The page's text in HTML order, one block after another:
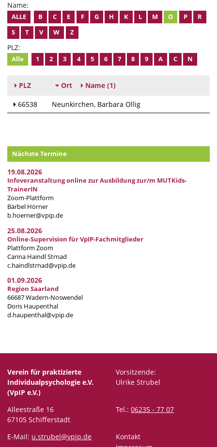
Name:
ALLE B C E F G H K L M O P
R
S
T V W Z
PLZ:
Alle 1 2 3 4 5 6 7 8 9 A C N
PLZ Ort Name (1)
66538 Neunkirchen Barbara Ollig
Nächste Termine
19.08.2026
Infoveranstaltung online zur Ausbildung zur/m MUTKids-
TrainerIN
Zoom-Plattform
Bärbel Hörner
b.hoerner@vpip.de
25.08.2026
Online-Supervision für VpIP-Fachmitglieder
Plattform Zoom
Carina Haindl Strnad
c.haindlstrnad@vpip.de
01.09.2026
Region Saarland
66687 Wadern-Noswendel
Doris Haupenthal
d.haupenthal@vpip.de
Verein für praktizierte
Individualpsychologie e.V.
(VpIP e.V.)
Vorsitzende:
Ulrike Strubel
Alleestraße 16
67105 Schifferstadt
Tel.: 06235 - 77 07
E-Mail: u.strubel@vpip.de
Kontakt